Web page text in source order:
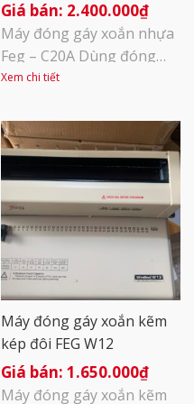
2.400.000₫
Máy đóng gáy xoắn nhựa
Feg – C20A Dùng đóng
quyển tài liệu, thích hợp
quan nhà nước, cửa hàng
photocopy… Đóng lỗ giấy
bằng tay Đục được 20
tờ/lần (lỗ đóng hình chữ
nhật) Có 21 lưỡi dập lỗ
tương đương 21 lỗ Các
khổ giấy đóng: A4, A5 [...]
Xem chi tiết
Máy đóng gáy xoắn kẽm
kép đôi FEG W12
1.650.000₫
Máy đóng gáy xoắn kẽm